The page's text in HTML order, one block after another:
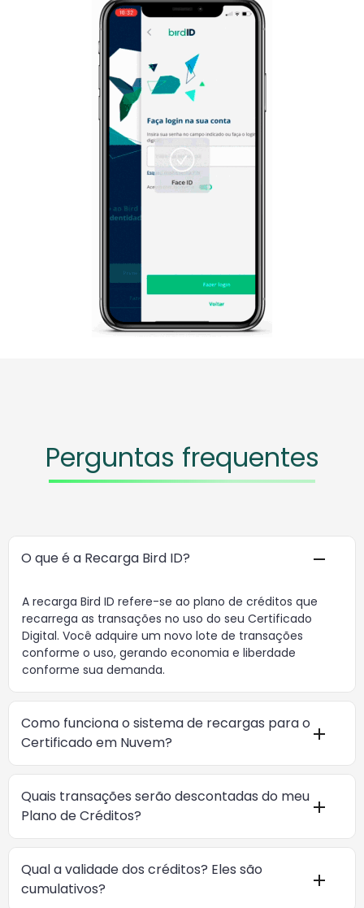
Perguntas frequentes
O que é a Recarga Bird ID?
A recarga Bird ID refere-se ao plano de créditos que
recarrega as transações no uso do seu Certificado
Digital. Você adquire um novo lote de transações
conforme o uso, gerando economia e liberdade
conforme sua demanda.
Como funciona o sistema de recargas para o
Certificado em Nuvem?
Quais transações serão descontadas do meu
Plano de Créditos?
Qual a validade dos créditos? Eles são
cumulativos?